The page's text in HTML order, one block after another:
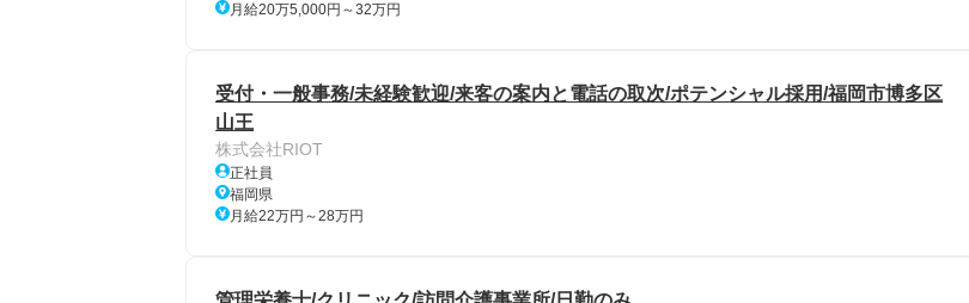
月給20万5,000円～32万円
受付・一般事務/未経験歓迎/来客の案内と電話の取次/ポテンシャル採用/福岡市博多区
山王
株式会社RIOT
正社員
福岡県
月給22万円～28万円